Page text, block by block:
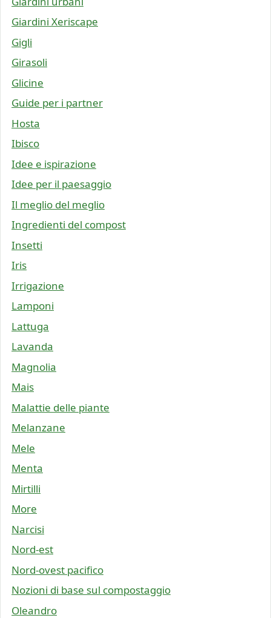
Giardini Xeriscape
Gigli
Girasoli
Glicine
Guide per i partner
Hosta
Ibisco
Idee e ispirazione
Idee per il paesaggio
Il meglio del meglio
Ingredienti del compost
Insetti
Iris
Irrigazione
Lamponi
Lattuga
Lavanda
Magnolia
Mais
Malattie delle piante
Melanzane
Mele
Menta
Mirtilli
More
Narcisi
Nord-est
Nord-ovest pacifico
Nozioni di base sul compostaggio
Oleandro